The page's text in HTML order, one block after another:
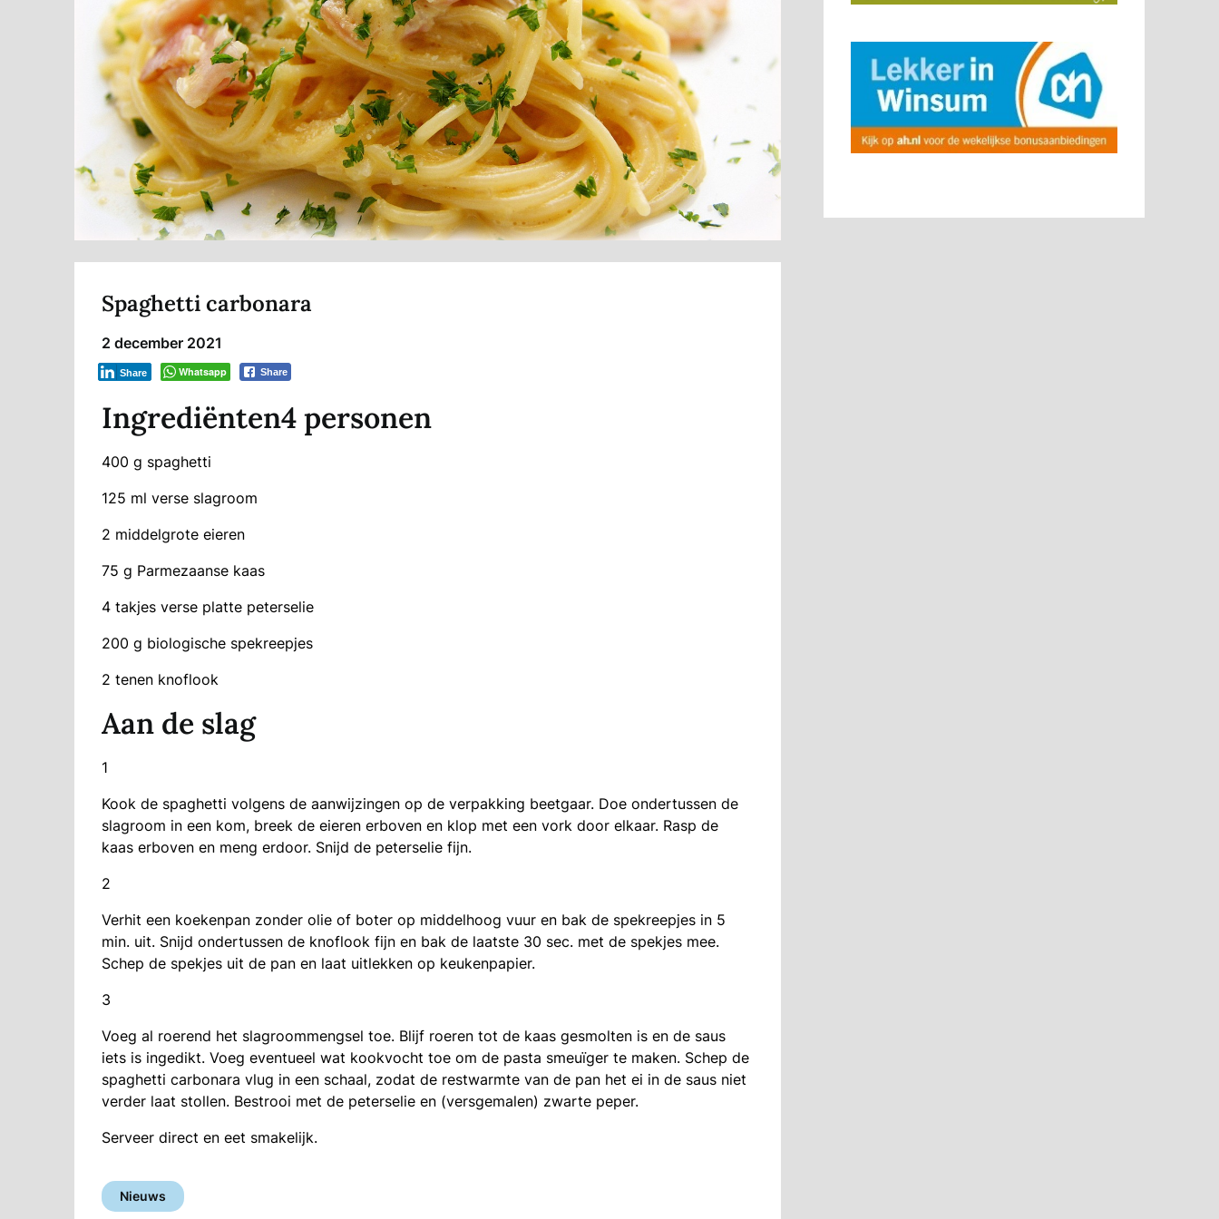
Spaghetti carbonara
2 december 2021
Whatsapp Share
Share
Ingrediënten4 personen
400 g spaghetti
125 ml verse slagroom
2 middelgrote eieren
75 g Parmezaanse kaas
4 takjes verse platte peterselie
200 g biologische spekreepjes
2 tenen knoflook
Aan de slag
1
Kook de spaghetti volgens de aanwijzingen op de verpakking beetgaar. Doe ondertussen de
slagroom in een kom, breek de eieren erboven en klop met een vork door elkaar. Rasp de
kaas erboven en meng erdoor. Snijd de peterselie fijn.
2
Verhit een koekenpan zonder olie of boter op middelhoog vuur en bak de spekreepjes in 5
min. uit. Snijd ondertussen de knoflook fijn en bak de laatste 30 sec. met de spekjes mee.
Schep de spekjes uit de pan en laat uitlekken op keukenpapier.
3
Voeg al roerend het slagroommengsel toe. Blijf roeren tot de kaas gesmolten is en de saus
iets is ingedikt. Voeg eventueel wat kookvocht toe om de pasta smeuïger te maken. Schep de
spaghetti carbonara vlug in een schaal, zodat de restwarmte van de pan het ei in de saus niet
verder laat stollen. Bestrooi met de peterselie en (versgemalen) zwarte peper.
Serveer direct en eet smakelijk.
Nieuws